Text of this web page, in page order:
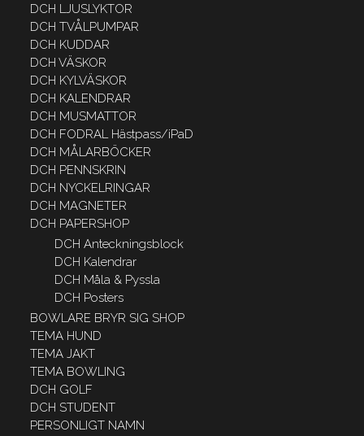
DCH LJUSLYKTOR
DCH TVÅLPUMPAR
DCH KUDDAR
DCH VÄSKOR
DCH KYLVÄSKOR
DCH KALENDRAR
DCH MUSMATTOR
DCH FODRAL Hästpass/iPaD
DCH MÅLARBÖCKER
DCH PENNSKRIN
DCH NYCKELRINGAR
DCH MAGNETER
DCH PAPERSHOP
DCH Anteckningsblock
DCH Kalendrar
DCH Måla & Pyssla
DCH Posters
BOWLARE BRYR SIG SHOP
TEMA HUND
TEMA JAKT
TEMA BOWLING
DCH GOLF
DCH STUDENT
PERSONLIGT NAMN